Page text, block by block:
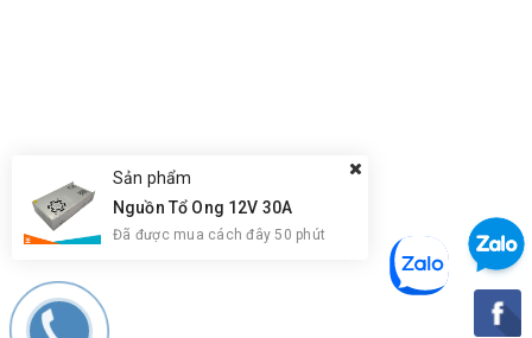
Sản phẩm
Nguồn Tổ Ong 12V 30A
Đã được mua cách đây 50 phút